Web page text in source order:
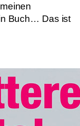
Buch… Das ist